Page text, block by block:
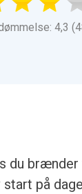
4,3
du brænder
på